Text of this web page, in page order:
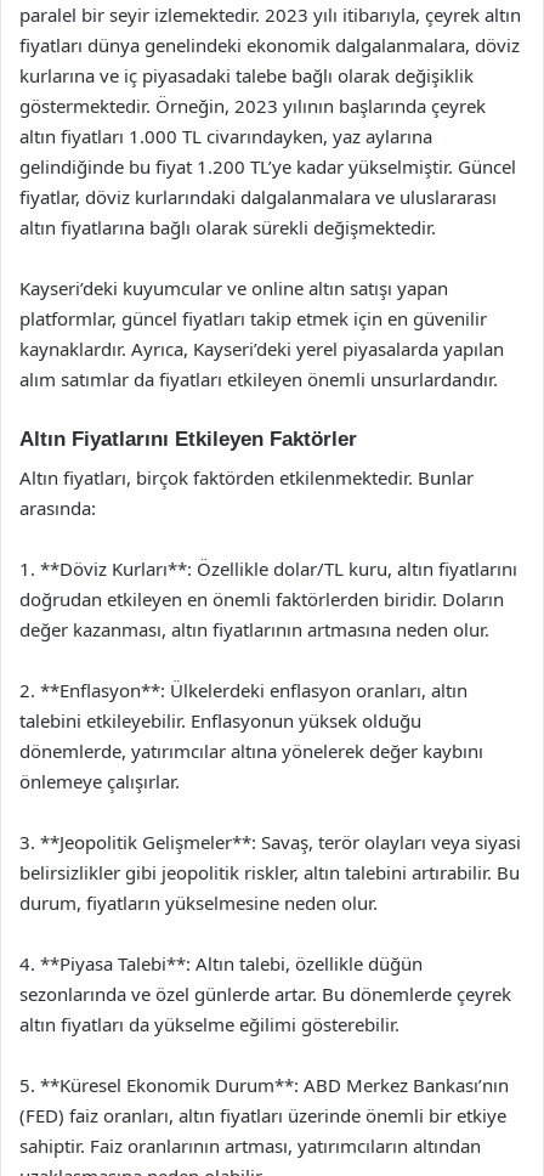
paralel bir seyir izlemektedir. 2023 yılı itibarıyla, çeyrek altın
fiyatları dünya genelindeki ekonomik dalgalanmalara, döviz
kurlarına ve iç piyasadaki talebe bağlı olarak değişiklik
göstermektedir. Örneğin, 2023 yılının başlarında çeyrek
altın fiyatları 1.000 TL civarındayken, yaz aylarına
gelindiğinde bu fiyat 1.200 TL’ye kadar yükselmiştir. Güncel
fiyatlar, döviz kurlarındaki dalgalanmalara ve uluslararası
altın fiyatlarına bağlı olarak sürekli değişmektedir.
Kayseri’deki kuyumcular ve online altın satışı yapan
platformlar, güncel fiyatları takip etmek için en güvenilir
kaynaklardır. Ayrıca, Kayseri’deki yerel piyasalarda yapılan
alım satımlar da fiyatları etkileyen önemli unsurlardandır.
Altın Fiyatlarını Etkileyen Faktörler
Altın fiyatları, birçok faktörden etkilenmektedir. Bunlar
arasında:
1. **Döviz Kurları**: Özellikle dolar/TL kuru, altın fiyatlarını
doğrudan etkileyen en önemli faktörlerden biridir. Doların
değer kazanması, altın fiyatlarının artmasına neden olur.
2. **Enflasyon**: Ülkelerdeki enflasyon oranları, altın
talebini etkileyebilir. Enflasyonun yüksek olduğu
dönemlerde, yatırımcılar altına yönelerek değer kaybını
önlemeye çalışırlar.
3. **Jeopolitik Gelişmeler**: Savaş, terör olayları veya siyasi
belirsizlikler gibi jeopolitik riskler, altın talebini artırabilir. Bu
durum, fiyatların yükselmesine neden olur.
4. **Piyasa Talebi**: Altın talebi, özellikle düğün
sezonlarında ve özel günlerde artar. Bu dönemlerde çeyrek
altın fiyatları da yükselme eğilimi gösterebilir.
5. **Küresel Ekonomik Durum**: ABD Merkez Bankası’nın
(FED) faiz oranları, altın fiyatları üzerinde önemli bir etkiye
sahiptir. Faiz oranlarının artması, yatırımcıların altından